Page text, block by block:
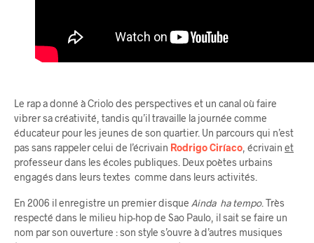
Le rap a donné à Criolo des perspectives et un canal où faire
vibrer sa créativité, tandis qu’il travaille la journée comme
éducateur pour les jeunes de son quartier. Un parcours qui n’est
pas sans rappeler celui de l’écrivain Rodrigo Ciríaco , écrivain et
professeur dans les écoles publiques. Deux poètes urbains
engagés dans leurs textes comme dans leurs activités.
En 2006 il enregistre un premier disque Ainda ha tempo. Très
respecté dans le milieu hip-hop de Sao Paulo, il sait se faire un
nom par son ouverture : son style s’ouvre à d’autres musiques